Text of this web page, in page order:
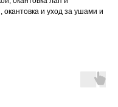
и уход за ушами и